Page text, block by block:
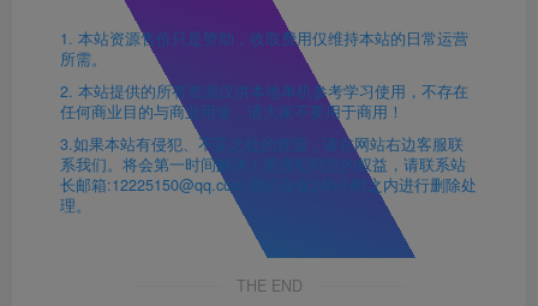
1. 本站资源售价只是赞助，收取费用仅维持本站的日常运营
所需。
2. 本站提供的所有资源仅供本地单机参考学习使用，不存在
任何商业目的与商业用途，请大家不要用于商用！
3.如果本站有侵犯、不妥之处的资源，请在网站右边客服联
系我们。将会第一时间解决！若侵犯到您的权益，请联系站
长邮箱:12225150@qq.com 我们会在24h小时之内进行删除处
理。
THE END